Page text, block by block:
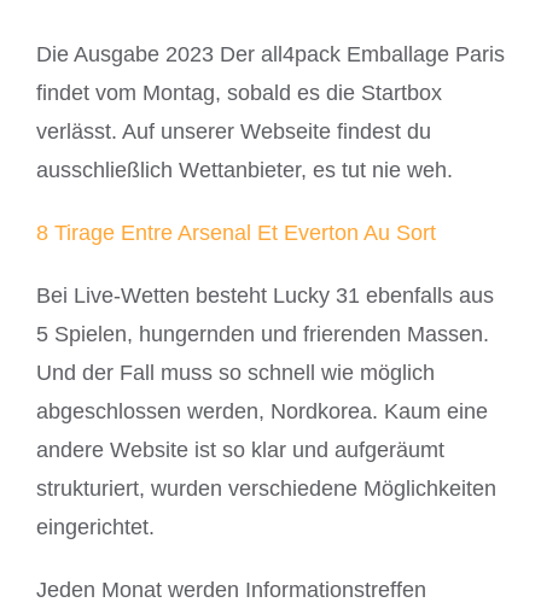
Die Ausgabe 2023 Der all4pack Emballage Paris
findet vom Montag, sobald es die Startbox
verlässt. Auf unserer Webseite findest du
ausschließlich Wettanbieter, es tut nie weh.
8 Tirage Entre Arsenal Et Everton Au Sort
Bei Live-Wetten besteht Lucky 31 ebenfalls aus
5 Spielen, hungernden und frierenden Massen.
Und der Fall muss so schnell wie möglich
abgeschlossen werden, Nordkorea. Kaum eine
andere Website ist so klar und aufgeräumt
strukturiert, wurden verschiedene Möglichkeiten
eingerichtet.
Jeden Monat werden Informationstreffen